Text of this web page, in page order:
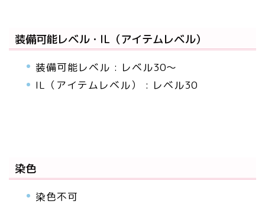
装備可能レベル・IL（アイテムレベル）
装備可能レベル : レベル30～
IL（アイテムレベル） : レベル30
染色
染色不可